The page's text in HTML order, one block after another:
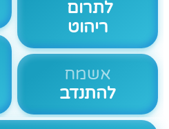
לתרום
ריהוט
אשמח
להתנדב